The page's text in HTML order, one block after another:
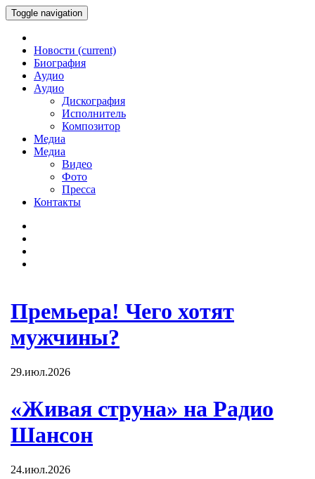
Toggle navigation
Новости (current)
Биография
Аудио
Аудио
Дискография
Исполнитель
Композитор
Медиа
Медиа
Видео
Фото
Пресса
Контакты
Премьера! Чего хотят
мужчины?
29.июл.2026
«Живая струна» на Радио
Шансон
24.июл.2026